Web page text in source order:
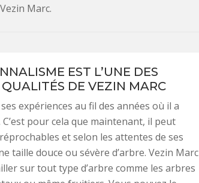
Marc.
EST L’UNE DES
DE VEZIN MARC
expériences au fil des années où il a
pour cela que maintenant, il peut
et selon les attentes de ses
taille douce ou sévère d’arbre. Vezin Marc
sur tout type d’arbre comme les arbres